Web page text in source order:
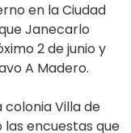
en la Ciudad
Janecarlo
2 de junio y
A Madero.
Villa de
encuestas que